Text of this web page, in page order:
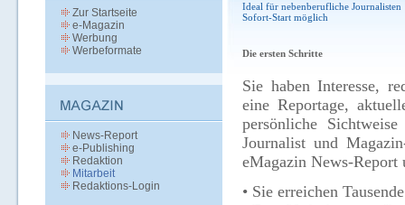
Zur Startseite
e-Magazin
Werbung
Werbeformate
News-Report
e-Publishing
Redaktion
Mitarbeit
Redaktions-Login
Ideal für nebenberufliche Journalisten
Sofort-Start möglich
Die ersten Schritte
Sie haben Interesse,
eine Reportage,
persönliche
Journalist und
eMagazin News-
• Sie erreichen